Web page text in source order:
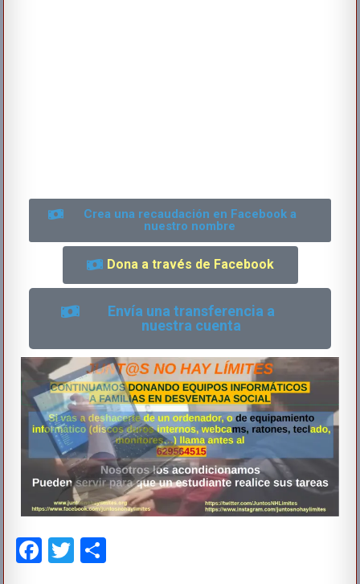
Crea una recaudación en Facebook a
nuestro nombre
Dona a través de Facebook
Envía una transferencia a
nuestra cuenta
F
T